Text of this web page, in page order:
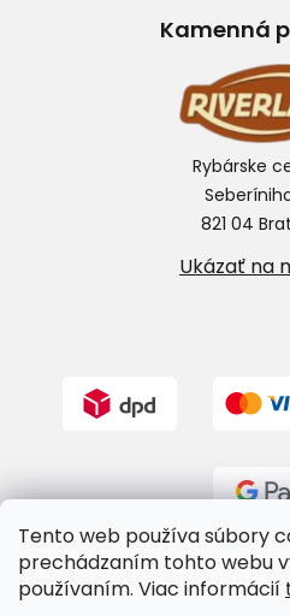
Tento web používa súbory
prechádzaním tohto webu
používaním. Viac informácií
Kamenná
Rybárske
821 04
Ukázať na